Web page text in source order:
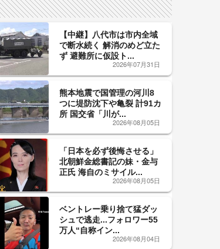
【中継】八代市は市内全域
で断水続く 解消のめど立た
ず 避難所に仮設ト...
2026年07月31日
熊本地震で国管理の河川8
つに堤防沈下や亀裂 計91カ
所 国交省「川が...
2026年08月05日
「日本を必ず後悔させる」
北朝鮮金総書記の妹・金与
正氏 海自のミサイル...
2026年08月05日
ベントレー乗り捨て猛ダッ
シュで逃走...フォロワー55
万人“自称イン...
2026年08月04日